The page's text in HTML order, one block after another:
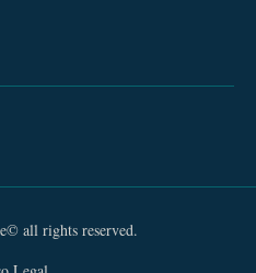
all rights reserved.